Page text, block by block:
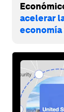
acelerar